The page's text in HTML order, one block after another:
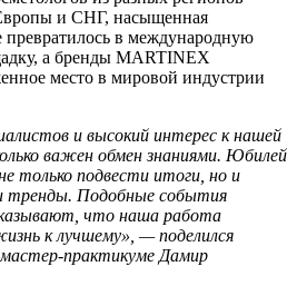
и СНГ, насыщенная
в международную
а бренды MARTINEX
место в мировой индустрии
и высокий интерес к нашей
важен обмен знаниями. Юбилей
только подвести итоги, но и
тренды. Подобные события
что наша работа
к лучшему», — поделился
практикуме Дамир